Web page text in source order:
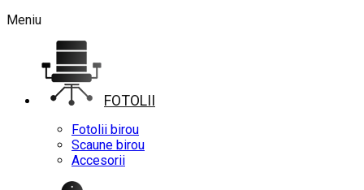
Meniu
FOTOLII
Fotolii birou
Scaune birou
Accesorii